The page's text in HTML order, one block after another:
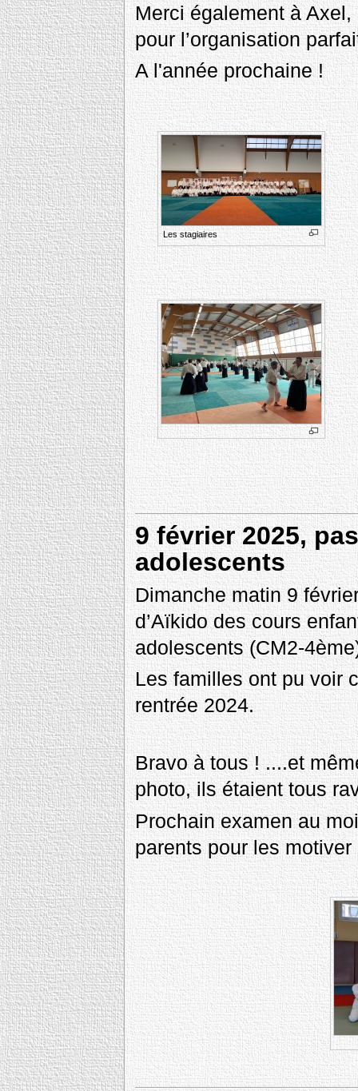
Merci également à
pour l’organisation
A l'année prochaine !
Les stagiaires
9 février 2025,
adolescents
Dimanche matin 9
d’Aïkido des cours
adolescents (CM2-
Les familles ont pu voir
rentrée 2024.
Bravo à tous ! ....et
photo, ils étaient tous
Prochain examen au
parents pour les motiver